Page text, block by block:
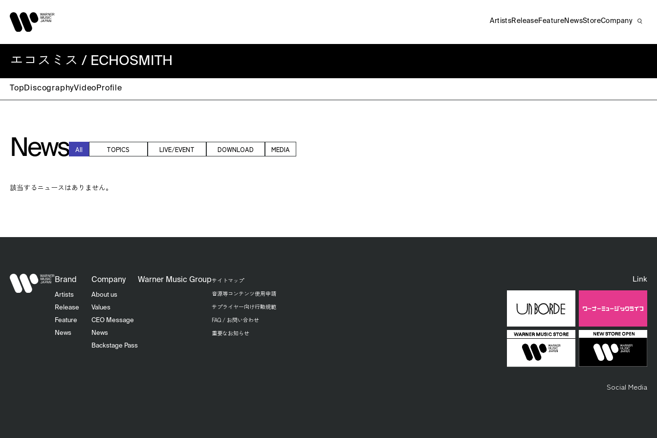
エコスミス / ECHOSMITH
Top DiscographyVideo Profile
News All TOPICS LIVE/EVENT DOWNLOAD MEDIA
該当するニュースはありません。
ArtistsReleaseFeature NewsStoreCompany
Brand
Artists
Release
Feature
News
Company
About us
Values
CEO Message
News
Backstage Pass
Warner Music Groupサイトマップ
音源等コンテンツ使用申請
サプライヤー向け行動規範
FAQ / お問い合わせ
重要なお知らせ
Link
Social Media